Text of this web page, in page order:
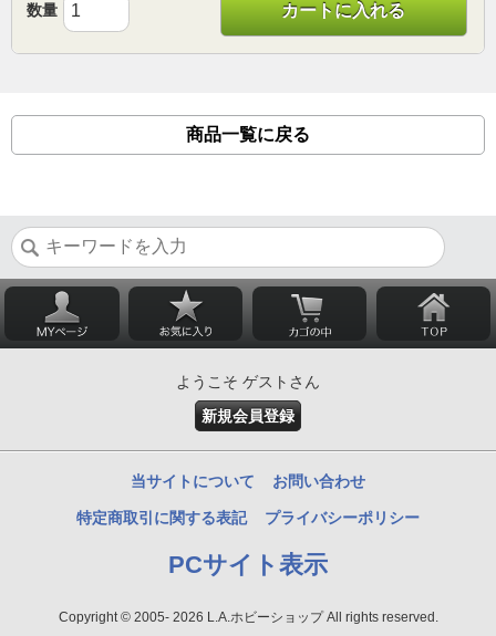
数量 カートに入れる
商品一覧に戻る
ようこそ ゲストさん
新規会員登録
当サイトについて お問い合わせ
特定商取引に関する表記 プライバシーポリシー
PCサイト表示
Copyright © 2005- 2026 L.A.ホビーショップ All rights reserved.